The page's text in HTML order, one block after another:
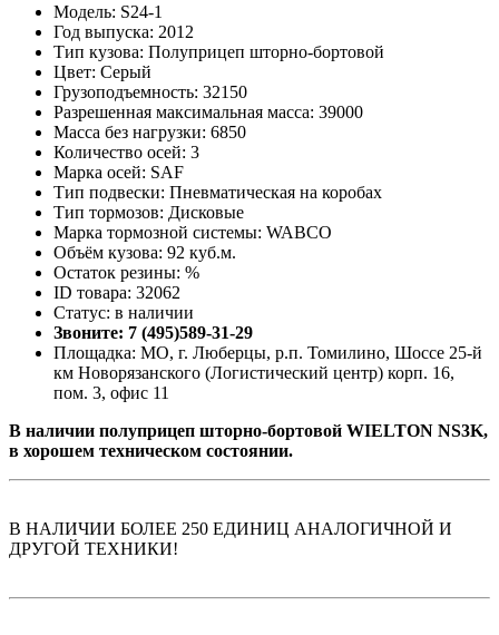
Модель: S24-1
Год выпуска: 2012
Тип кузова: Полуприцеп шторно-бортовой
Цвет: Серый
Грузоподъемность: 32150
Разрешенная максимальная масса: 39000
Масса без нагрузки: 6850
Количество осей: 3
Марка осей: SAF
Тип подвески: Пневматическая на коробах
Тип тормозов: Дисковые
Марка тормозной системы: WABCO
Объём кузова: 92 куб.м.
Остаток резины: %
ID товара: 32062
Статус: в наличии
Звоните: 7 (495)589-31-29
Площадка: МО, г. Люберцы, р.п. Томилино, Шоссе 25-й
км Новорязанского (Логистический центр) корп. 16,
пом. 3, офис 11
В наличии полуприцеп шторно-бортовой WIELTON NS3K,
в хорошем техническом состоянии.
В НАЛИЧИИ БОЛЕЕ 250 ЕДИНИЦ АНАЛОГИЧНОЙ И
ДРУГОЙ ТЕХНИКИ!